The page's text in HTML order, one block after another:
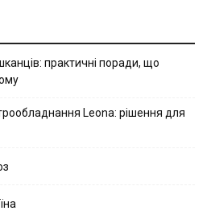
практичні поради, що
Leona: рішення для